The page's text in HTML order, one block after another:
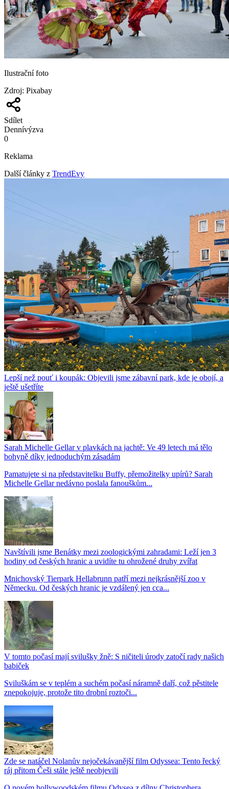
Ilustrační foto
Zdroj: Pixabay
Sdílet
Dennívýzva
0
Reklama
Další články z TrendEvy
Lepší než pouť i koupák: Objevili jsme zábavní park, kde je obojí, a
ještě ušetříte
Sarah Michelle Gellar v plavkách na jachtě: Ve 49 letech má tělo
bohyně díky jednoduchým zásadám
Pamatujete si na představitelku Buffy, přemožitelky upírů? Sarah
Michelle Gellar nedávno poslala fanouškům...
Navštívili jsme Benátky mezi zoologickými zahradami: Leží jen 3
hodiny od českých hranic a uvidíte tu ohrožené druhy zvířat
Mnichovský Tierpark Hellabrunn patří mezi nejkrásnější zoo v
Německu. Od českých hranic je vzdálený jen cca...
V tomto počasí mají svilušky žně: S ničiteli úrody zatočí rady našich
babiček
Sviluškám se v teplém a suchém počasí náramně daří, což pěstitele
znepokojuje, protože tito drobní roztoči...
Zde se natáčel Nolanův nejočekávanější film Odyssea: Tento řecký
ráj přitom Češi stále ještě neobjevili